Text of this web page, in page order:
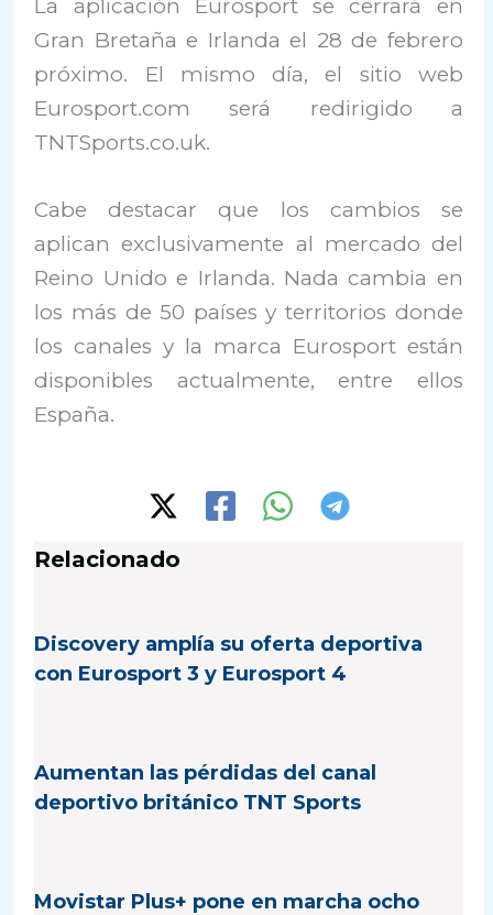
La aplicación Eurosport se cerrará en
Gran Bretaña e Irlanda el 28 de febrero
próximo. El mismo día, el sitio web
Eurosport.com será redirigido a
TNTSports.co.uk.
Cabe destacar que los cambios se
aplican exclusivamente al mercado del
Reino Unido e Irlanda. Nada cambia en
los más de 50 países y territorios donde
los canales y la marca Eurosport están
disponibles actualmente, entre ellos
España.
Relacionado
Discovery amplía su oferta deportiva
con Eurosport 3 y Eurosport 4
Aumentan las pérdidas del canal
deportivo británico TNT Sports
Movistar Plus+ pone en marcha ocho